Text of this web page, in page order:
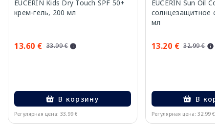
EUCERIN Kids Dry Touch SPF 50+
крем-гель, 200 мл
13.60 € 33.99 €
В корзину
Регулярная цена: 33.99 €
EUCERIN Sun Oil
солнцезащитное
мл
13.20 € 32.99 €
В
Регулярная цена: 32.99 €